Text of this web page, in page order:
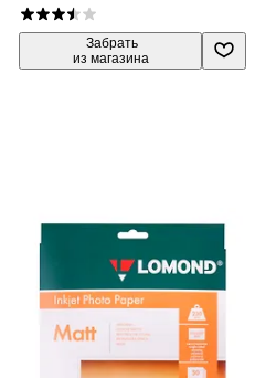
Забрать
из магазина